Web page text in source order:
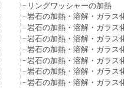
リングワッシャーの加熱
岩石の加熱・溶解・ガラ
岩石の加熱・溶解・ガラ
岩石の加熱・溶解・ガラス
岩石の加熱・溶解・ガラス
岩石の加熱・溶解・ガラス
岩石の加熱・溶解・ガラス
岩石の加熱・溶解・ガラス